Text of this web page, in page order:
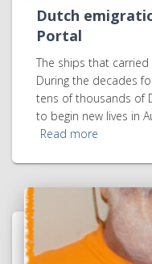
Dutch
Portal
The ships that
During the decades
tens of thousands of
to begin new lives in
Read more